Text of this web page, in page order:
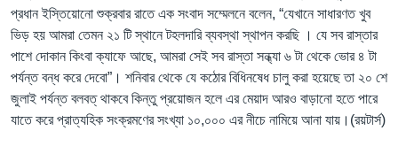
প্রধান ইস্তিয়োনো শুক্রবার রাতে এক সংবাদ সম্মেলনে বলেন, “যেখানে সাধারণত খুব
ভিড় হয় আমরা তেমন ২১ টি স্থানে টহলদারি ব্যবস্থা স্থাপন করছি । যে সব রাস্তার
পাশে দোকান কিংবা ক্যাফে আছে, আমরা সেই সব রাস্তা সন্ধ্যা ৬ টা থেকে ভোর ৪ টা
পর্যন্ত বন্ধ করে দেবো”। শনিবার থেকে যে কঠোর বিধিনষেধ চালু করা হয়েছে তা ২০ শে
জুলাই পর্যন্ত বলবত্ থাকবে কিন্তু প্রয়োজন হলে এর মেয়াদ আরও বাড়ানো হতে পারে
যাতে করে প্রাত্যহিক সংক্রমণের সংখ্যা ১০,০০০ এর নীচে নামিয়ে আনা যায়।(রয়টার্স)